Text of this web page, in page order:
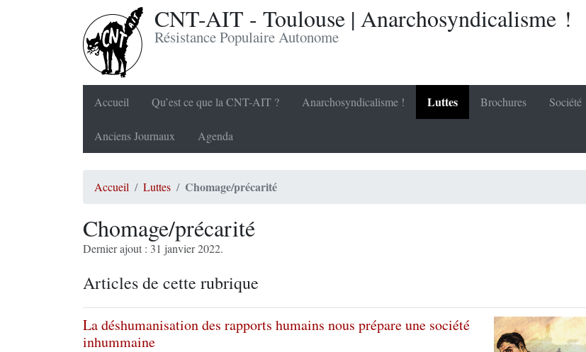
CNT-AIT - Toulouse | Anarchosyndicalisme !
Résistance Populaire Autonome
Accueil Qu’est ce que la CNT-AIT ? Anarchosyndicalisme ! Luttes Brochures Société
Anciens Journaux Agenda
Accueil Luttes Chomage/précarité
Chomage/précarité
Dernier ajout : 31 janvier 2022.
Articles de cette rubrique
La déshumanisation des rapports humains nous prépare une société
inhummaine